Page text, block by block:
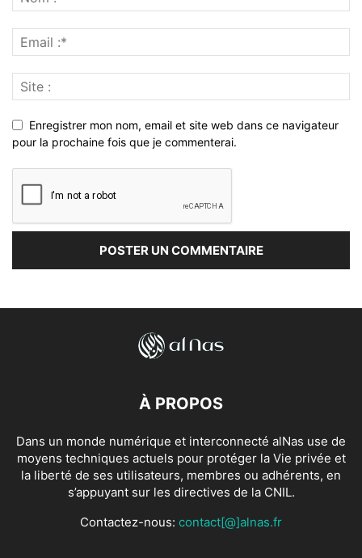
Enregistrer mon nom, email et site web dans ce navigateur
pour la prochaine fois que je commenterai.
À PROPOS
Dans un monde numérique et interconnecté alNas use de
moyens techniques actuels pour protéger la Vie privée et
la liberté de ses utilisateurs, membres ou adhérents, en
s’appuyant sur les directives de la CNIL.
Contactez-nous: contact[@]alnas.fr